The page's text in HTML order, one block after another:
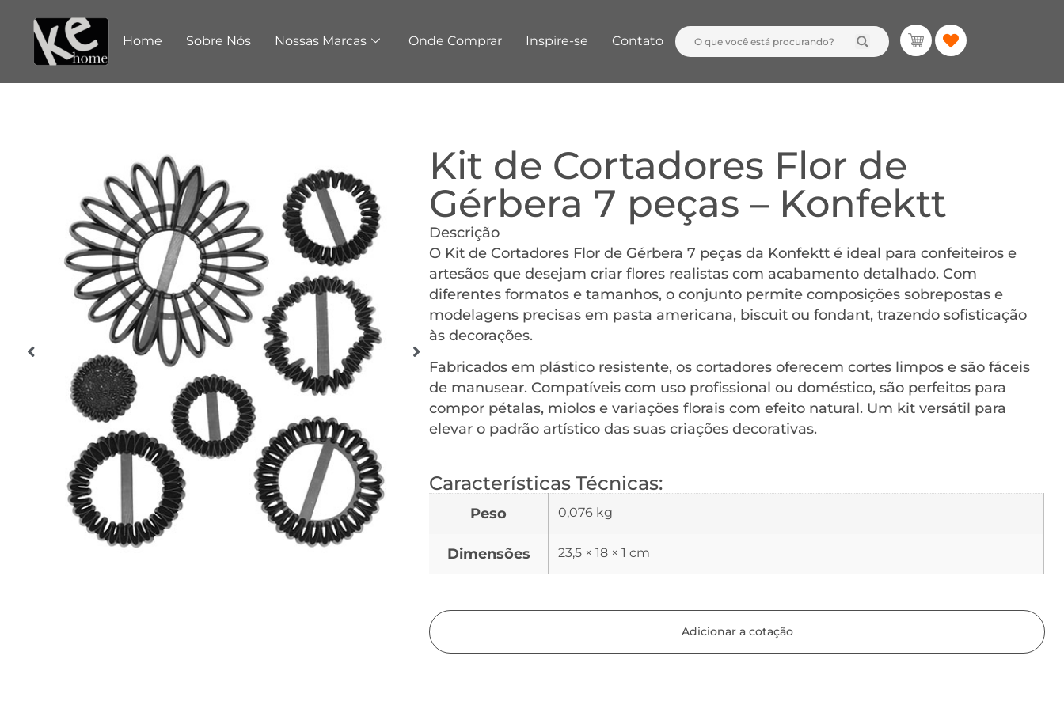
Home Sobre Nós Nossas Marcas Onde Comprar Inspire-se Contato
Kit de Cortadores Flor de
Gérbera 7 peças – Konfektt
Descrição
O Kit de Cortadores Flor de Gérbera 7 peças da Konfektt é ideal para confeiteiros e
artesãos que desejam criar flores realistas com acabamento detalhado. Com
diferentes formatos e tamanhos, o conjunto permite composições sobrepostas e
modelagens precisas em pasta americana, biscuit ou fondant, trazendo sofisticação
às decorações.
Fabricados em plástico resistente, os cortadores oferecem cortes limpos e são fáceis
de manusear. Compatíveis com uso profissional ou doméstico, são perfeitos para
compor pétalas, miolos e variações florais com efeito natural. Um kit versátil para
elevar o padrão artístico das suas criações decorativas.
Características Técnicas:
Peso 0,076 kg
Dimensões 23,5 × 18 × 1 cm
Adicionar a cotação